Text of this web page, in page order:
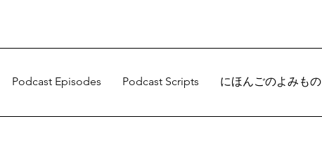
Podcast Episodes Podcast Scripts にほんごのよみもの